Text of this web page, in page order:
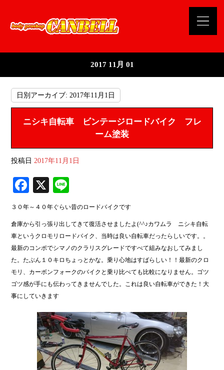
2017 11月 01
日別アーカイブ:2017年11月1日
ニシキ自転車 ビンテージロードバイク フレ
ーム塗装
投稿日 2017年11月1日
Fa
ce
bo
ok
X
ne
３０年～４０年ぐらい昔のロードバイクです
倉庫から引っ張り出してきて復活させましたよ(^^♪カワムラ ニシキ自転
車というクロモリロードバイク、当時は良い自転車だったらしいです。。
最新のコンポでシマノのクラリスグレードですべて組みなおしてみまし
た。たぶん１０キロちょっとかな。乗り心地はすばらしい！！最新のクロ
モリ、カーボンフォークのバイクと乗り比べても比較になりません。ゴツ
ゴツ感が手にも伝わってきませんでした。これは良い自転車ができた！大
事にしていきます